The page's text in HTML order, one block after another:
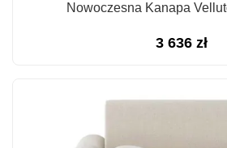
Nowoczesna Kanapa
3 636 zł